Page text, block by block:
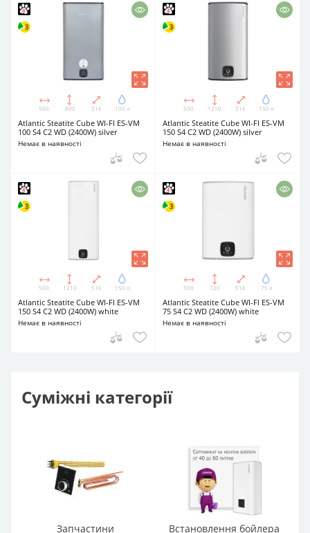
500 890 516 100 л
Atlantic Steatite Cube WI-FI ES-VM
100 S4 C2 WD (2400W) silver
Немає в наявності
500 1210 516 150 л
Atlantic Steatite Cube WI-FI ES-VM
150 S4 C2 WD (2400W) silver
Немає в наявності
500 1210 516 150 л
Atlantic Steatite Cube WI-FI ES-VM
150 S4 C2 WD (2400W) white
Немає в наявності
500 720 516 75 л
Atlantic Steatite Cube WI-FI ES-VM
75 S4 C2 WD (2400W) white
Немає в наявності
Суміжні категорії
Запчастини Встановлення бойлера